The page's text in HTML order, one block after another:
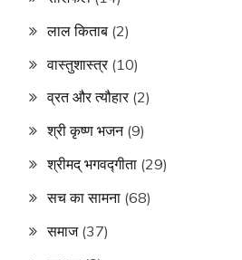
लाल किताब (2)
वास्तुशास्त्र(10)
व्रत और त्यौहार(2)
श्री कृष्ण भजन(9)
श्रीमद् भगवद्गीता (29)
सच का सामना (68)
समाज(37)